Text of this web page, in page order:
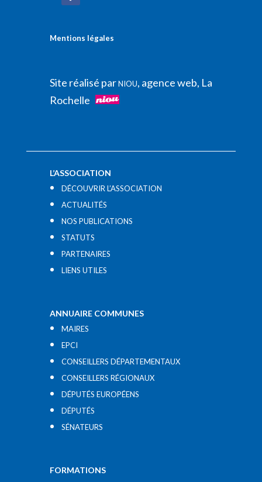
Mentions légales
Site réalisé parNIOU, agence web, La
Rochelle
L’ASSOCIATION
DÉCOUVRIR L’ASSOCIATION
ACTUALITÉS
NOS PUBLICATIONS
STATUTS
PARTENAIRES
LIENS UTILES​
ANNUAIRE COMMUNES
MAIRES
EPCI
CONSEILLERS DÉPARTEMENTAUX
CONSEILLERS RÉGIONAUX
DÉPUTÉS EUROPÉENS
DÉPUTÉS
SÉNATEURS
FORMATIONS